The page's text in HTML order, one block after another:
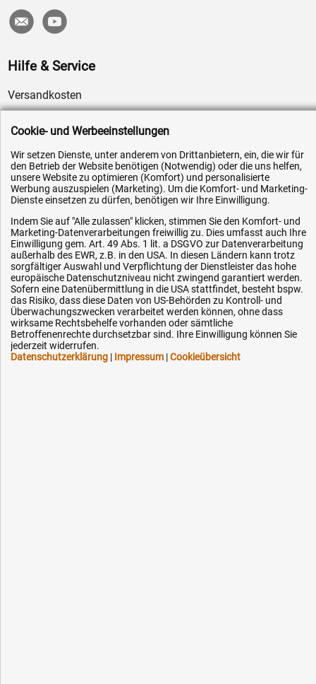
Hilfe & Service
Versandkosten
Service
AGB / Widerrufsrecht
Datenschutz
Impressum
Karriere
OEM-Ersatzteile
Technik-Hilfe
Downloads
Kontakt
Ihre Hytec-Hydraulik Vorteile
Cookie- und Werbeeinstellungen
Wir setzen Dienste, unter anderem von Drittanbietern, ein, die wir für
den Betrieb der Website benötigen (Notwendig) oder die uns helfen,
unsere Website zu optimieren (Komfort) und personalisierte
Werbung auszuspielen (Marketing). Um die Komfort- und Marketing-
Dienste einsetzen zu dürfen, benötigen wir Ihre Einwilligung.
Indem Sie auf "Alle zulassen" klicken, stimmen Sie den Komfort- und
Marketing-Datenverarbeitungen freiwillig zu. Dies umfasst auch Ihre
Einwilligung gem. Art. 49 Abs. 1 lit. a DSGVO zur Datenverarbeitung
außerhalb des EWR, z.B. in den USA. In diesen Ländern kann trotz
sorgfältiger Auswahl und Verpflichtung der Dienstleister das hohe
europäische Datenschutzniveau nicht zwingend garantiert werden.
Sofern eine Datenübermittlung in die USA stattfindet, besteht bspw.
das Risiko, dass diese Daten von US-Behörden zu Kontroll- und
Überwachungszwecken verarbeitet werden können, ohne dass
wirksame Rechtsbehelfe vorhanden oder sämtliche
Betroffenenrechte durchsetzbar sind. Ihre Einwilligung können Sie
jederzeit widerrufen.
Datenschutzerklärung | Impressum |Cookieübersicht